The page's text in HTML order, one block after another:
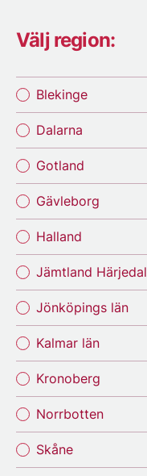
Välj region:
Blekinge
Dalarna
Gotland
Gävleborg
Halland
Jämtland
Jönköpings län
Kalmar län
Kronoberg
Norrbotten
Skåne